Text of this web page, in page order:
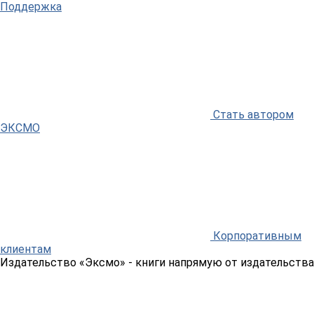
Поддержка
Стать автором
ЭКСМО
Корпоративным
клиентам
Издательство «Эксмо» - книги напрямую от издательства